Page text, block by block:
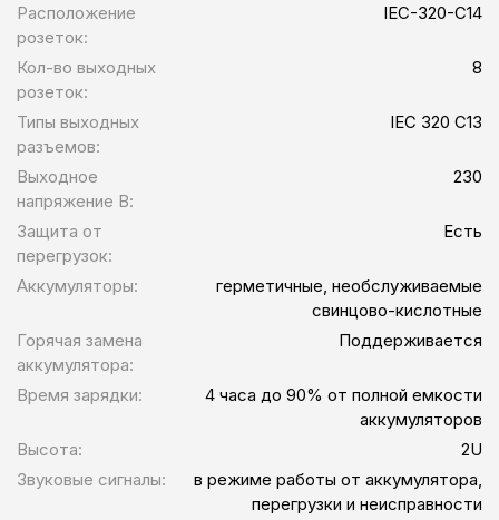
Расположение
розеток:
IEC-320-C14
Кол-во выходных
розеток:
8
Типы выходных
разъемов:
IEC 320 C13
Выходное
напряжение В:
230
Защита от
перегрузок:
Есть
Аккумуляторы:
герметичные, необслуживаемые
свинцово-кислотные
Горячая замена
аккумулятора:
Поддерживается
Время зарядки:
4 часа до 90% от полной емкости
аккумуляторов
Высота:
2U
Звуковые сигналы:
в режиме работы от аккумулятора,
перегрузки и неисправности